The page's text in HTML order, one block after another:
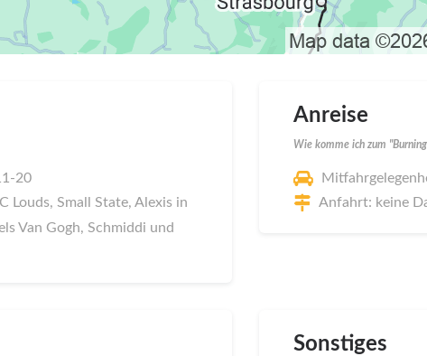
20
Louds, Small State, Alexis in
Van Gogh, Schmiddi und
Anreise
Wie komme ich zum
Anfahrt: keine
Sonstiges